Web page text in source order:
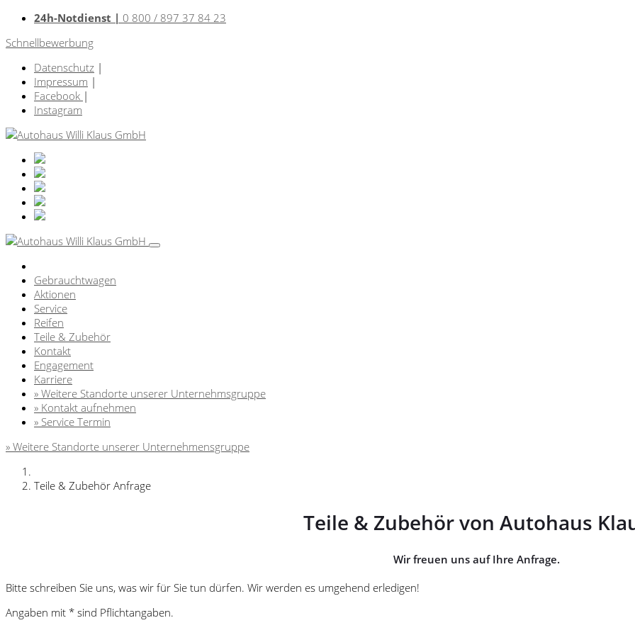
24h-Notdienst | 0 800 / 897 37 84 23
Schnellbewerbung
Datenschutz |
Impressum |
Facebook |
Instagram
Gebrauchtwagen
Aktionen
Service
Reifen
Teile & Zubehör
Kontakt
Engagement
Karriere
» Weitere Standorte unserer Unternehmsgruppe
» Kontakt aufnehmen
» Service Termin
» Weitere Standorte unserer Unternehmensgruppe
Teile & Zubehör Anfrage
Teile & Zubehör von Autohaus
Wir freuen uns auf Ihre Anfrage.
Bitte schreiben Sie uns, was wir für Sie tun dürfen. Wir werden es umgehend erledigen!
Angaben mit * sind Pflichtangaben.